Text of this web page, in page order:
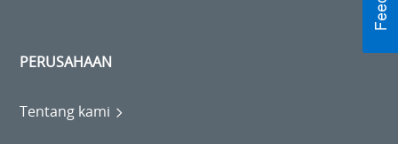
PERUSAHAAN
Tentang kami